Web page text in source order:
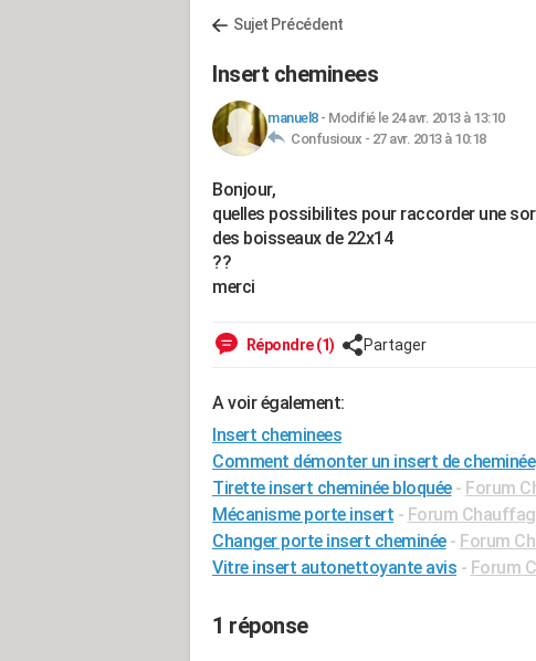
Sujet Précédent
Insert cheminees
manuel8- Modifié le 24 avr. 2013 à 13:10
Confusioux - 27 avr. 2013 à 10:18
Bonjour,
quelles possibilites pour raccorder une
des boisseaux de 22x14
??
merci
Répondre (1) Partager
A voir également:
Insert cheminees
Comment démonter un insert de cheminée
Tirette insert cheminée bloquée - Forum
Mécanisme porte insert - Forum
Changer porte insert cheminée - Forum
Vitre insert autonettoyante avis - Forum
1 réponse